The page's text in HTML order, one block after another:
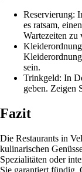
Reservierung:
es ratsam,
Wartezeiten zu
Kleiderordnung
sein.
Trinkgeld: In
geben. Zeigen
Fazit
Die Restaurants in
kulinarischen
Spezialitäten oder
Sie garantiert fündig.